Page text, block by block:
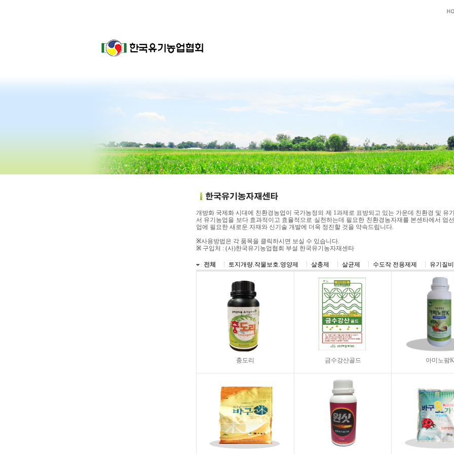
개방화 국제화 시대에 친환경농업이 국가농정의 제 1과제로 표방되고 있는 가운데 친환경 및 유
서 유기농업을 보다 효과적이고 효율적으로 실천하는데 필요한 친환경농자재를 본센타에서 엄
업에 필요한 새로운 자재와 신기술 개발에 더욱 정진할 것을 약속드립니다.
※사용방법은 각 품목을 클릭하시면 보실 수 있습니다.
※ 구입처 : (사)한국유기농업협회 부설 한국유기농자재센타
전체 토지개량.작물보호.영양제 살충제 살균제 수도작 전용제제 유기질
충도리 금수강산골드 아미노팜K